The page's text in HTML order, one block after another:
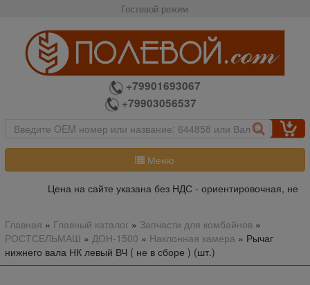
Гостевой режим
+79901693067
+79903056537
Меню
Цена на сайте указана без НДС - ориентировочная, не
Главная » Главный каталог» Запчасти для комбайнов»
РОСТСЕЛЬМАШ » ДОН-1500 » Наклонная камера » Рычаг
нижнего вала НК левый ВЧ ( не в сборе ) (шт.)